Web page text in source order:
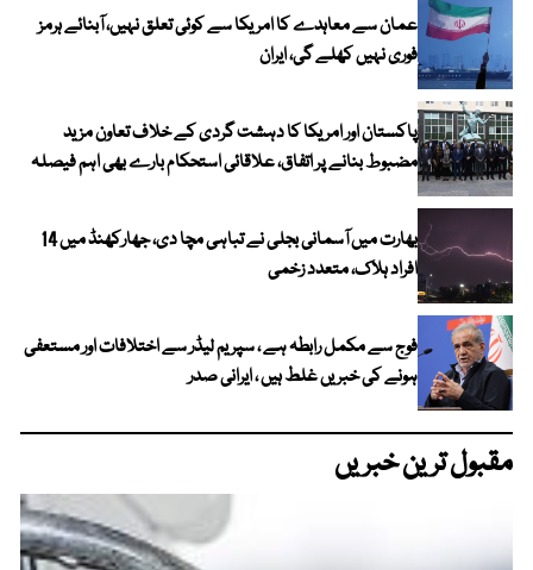
عمان سے معاہدے کا امریکا سے کوئی تعلق نہیں، آبنائے ہرمز
فوری نہیں کھلے گی، ایران
پاکستان اور امریکا کا دہشت گردی کے خلاف تعاون مزید
مضبوط بنانے پر اتفاق، علاقائی استحکام بارے بھی اہم فیصلہ
بھارت میں آسمانی بجلی نے تباہی مچا دی، جھارکھنڈ میں 14
افراد ہلاک، متعدد زخمی
فوج سے مکمل رابطہ ہے ، سپریم لیڈر سے اختلافات اور مستعفی
ہونے کی خبریں غلط ہیں ، ایرانی صدر
مقبول ترین خبریں